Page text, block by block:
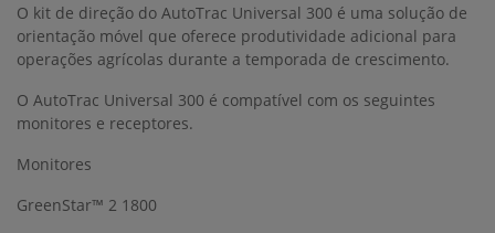
O kit de direção do AutoTrac Universal 300 é uma solução de
orientação móvel que oferece produtividade adicional para
operações agrícolas durante a temporada de crescimento.
O AutoTrac Universal 300 é compatível com os seguintes
monitores e receptores.
Monitores
GreenStar™ 2 1800